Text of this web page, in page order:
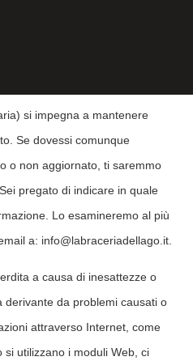
si impegna a mantenere
Se dovessi comunque
o non aggiornato, ti saremmo
pregato di indicare in quale
Lo esamineremo al più
a: info@labraceriadellago.it.
a causa di inesattezze o
derivante da problemi causati o
attraverso Internet, come
utilizzano i moduli Web, ci